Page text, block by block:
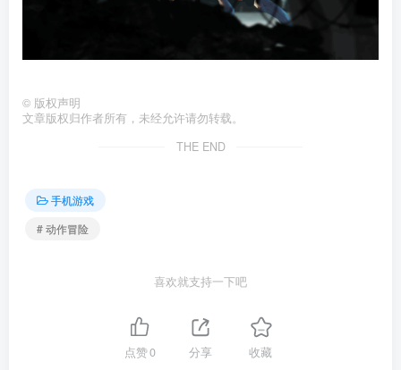
© 版权声明
文章版权归作者所有，未经允许请勿转载。
THE END
手机游戏
# 动作冒险
喜欢就支持一下吧
点赞0 分享 收藏